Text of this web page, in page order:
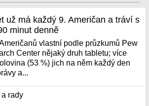
už má každý 9. Američan a tráví s
minut denně
vlastní podle průzkumů Pew
Center nějaký druh tabletu; více
(53 %) jich na něm každý den
a...
a rady